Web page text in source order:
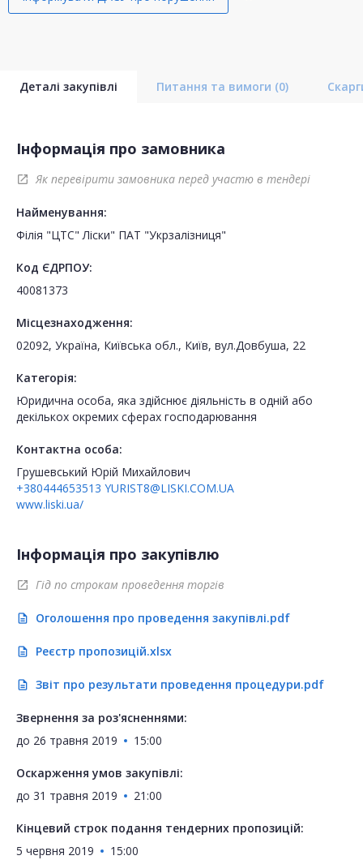
Деталі закупівлі Питання та вимоги (0)
Інформація про замовника
open_in_new Як перевірити замовника перед участю в тендері
Найменування:
Філія "ЦТС" Ліски" ПАТ "Укрзалізниця"
Код ЄДРПОУ:
40081373
Місцезнаходження:
02092, Україна, Київська обл., Київ, вул.Довбуша, 22
Категорія:
Юридична особа, яка здійснює діяльність в одній або
декількох окремих сферах господарювання
Контактна особа:
Грушевський Юрій Михайлович
+380444653513 YURIST8@LISKI.COM.UA
www.liski.ua/
Інформація про закупівлю
open_in_new Гід по строкам проведення торгів
description Оголошення про проведення закупівлі.pdf
description Реєстр пропозицій.xlsx
description Звіт про результати проведення процедури.pdf
Звернення за роз'ясненнями:
до 26 травня 2019 15:00
Оскарження умов закупівлі:
до 31 травня 2019 21:00
Кінцевий строк подання тендерних пропозицій:
5 червня 2019
15:00